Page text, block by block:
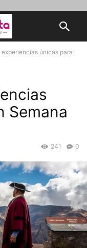
únicas para
Semana
0
241